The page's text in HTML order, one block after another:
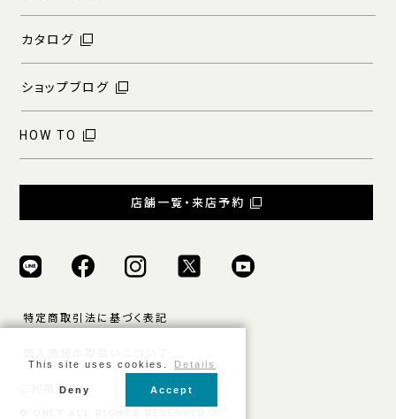
カタログ
ショップブログ
HOW TO
店舗一覧・来店予約
特定商取引法に基づく表記
ご利用規約
This site uses cookies. Details
Deny Accept